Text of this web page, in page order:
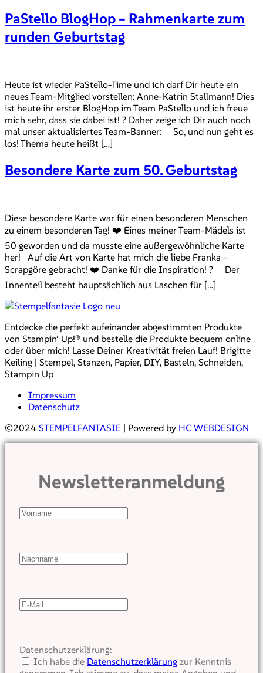
PaStello BlogHop – Rahmenkarte zum
runden Geburtstag
Heute ist wieder PaStello-Time und ich darf Dir heute ein
neues Team-Mitglied vorstellen: Anne-Katrin Stallmann! Dies
ist heute ihr erster BlogHop im Team PaStello und ich freue
mich sehr, dass sie dabei ist! ? Daher zeige ich Dir auch noch
mal unser aktualisiertes Team-Banner: So, und nun geht es
los! Thema heute heißt […]
Besondere Karte zum 50. Geburtstag
Diese besondere Karte war für einen besonderen Menschen
zu einem besonderen Tag! ❤️ Eines meiner Team-Mädels ist
50 geworden und da musste eine außergewöhnliche Karte
her! Auf die Art von Karte hat mich die liebe Franka –
Scrapgöre gebracht! ❤️ Danke für die Inspiration! ? Der
Innenteil besteht hauptsächlich aus Laschen für […]
Entdecke die perfekt aufeinander abgestimmten Produkte
von Stampin‘ Up!® und bestelle die Produkte bequem online
oder über mich! Lasse Deiner Kreativität freien Lauf! Brigitte
Keiling | Stempel, Stanzen, Papier, DIY, Basteln, Schneiden,
Stampin Up
Impressum
Datenschutz
©2024 STEMPELFANTASIE | Powered by HC WEBDESIGN
Newsletteranmeldung
Datenschutzerklärung:
Ich habe die Datenschutzerklärung zur Kenntnis